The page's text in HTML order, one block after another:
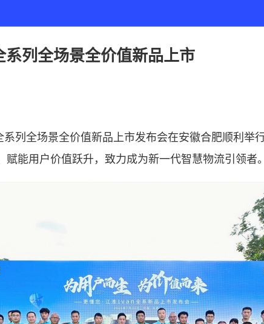
列全场景全价值新品上市
系列全场景全价值新品上市发布会在安徽合肥顺利举
能用户价值跃升，致力成为新一代智慧物流引领者。